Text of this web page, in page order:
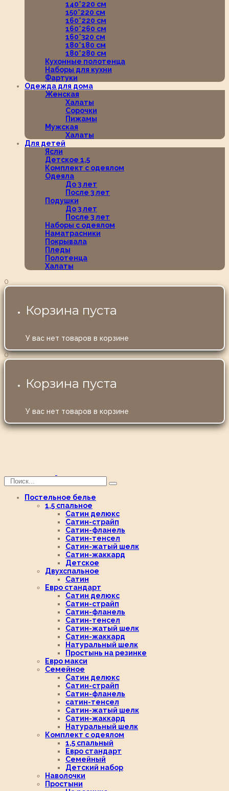
140*220 см
150*220 см
160*220 см
160*260 см
160*320 см
180*180 см
180*280 см
Кухонные полотенца
Наборы для кухни
Фартуки
Одежда для дома
Женская
Халаты
Сорочки
Пижамы
Мужская
Халаты
Для детей
Ясли
Детское 1,5
Комплект с одеялом
Одеяла
До 3 лет
После 3 лет
Подушки
До 3 лет
После 3 лет
Наборы с одеялом
Наматрасники
Покрывала
Пледы
Полотенца
Халаты
0
Корзина пуста
У вас нет товаров в корзине
0
Корзина пуста
У вас нет товаров в корзине
Постельное белье
1,5 спальное
Сатин делюкс
Сатин-страйп
Сатин-фланель
Сатин-тенсел
Сатин-жатый шелк
Сатин-жаккард
Детское
Двухспальное
Сатин
Евро стандарт
Сатин делюкс
Сатин-страйп
Сатин-фланель
Сатин-тенсел
Сатин-жатый шелк
Сатин-жаккард
Натуральный шелк
Простынь на резинке
Евро макси
Семейное
Сатин делюкс
Сатин-страйп
Сатин-фланель
сатин-тенсел
Сатин-жатый шелк
Сатин-жаккард
Натуральный шелк
Комплект с одеялом
1,5 спальный
Евро стандарт
Семейный
Детский набор
Наволочки
Простыни